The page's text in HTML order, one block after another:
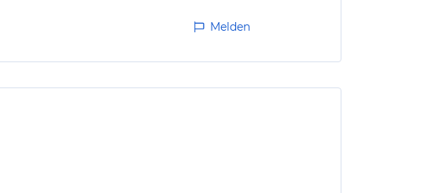
Melden